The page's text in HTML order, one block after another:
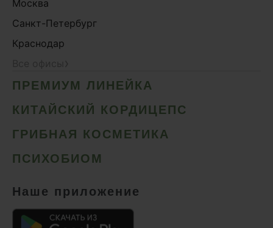
Москва
Санкт-Петербург
Краснодар
ПРЕМИУМ ЛИНЕЙКА
КИТАЙСКИЙ КОРДИЦЕПС
ГРИБНАЯ КОСМЕТИКА
ПСИХОБИОМ
Наше приложение